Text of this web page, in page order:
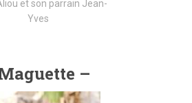
et son parrain Jean-
Yves
–